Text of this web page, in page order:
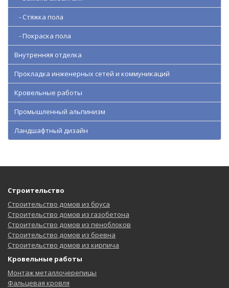
- Стяжка пола
- Покраска пола
Внутренняя отделка
Прокладка инженерных сетей и коммуникаций
Кровельные работы
Промышленный альпинизм
Ландшафтный дизайн
Строительство
Строительство домов из бруса
Строительство домов из газобетона
Строительство домов из пеноблоков
Строительство домов из бревна
Строительство домов из кирпича
Кровельные работы
Монтаж металлочерепицы
Фальцевая кровля